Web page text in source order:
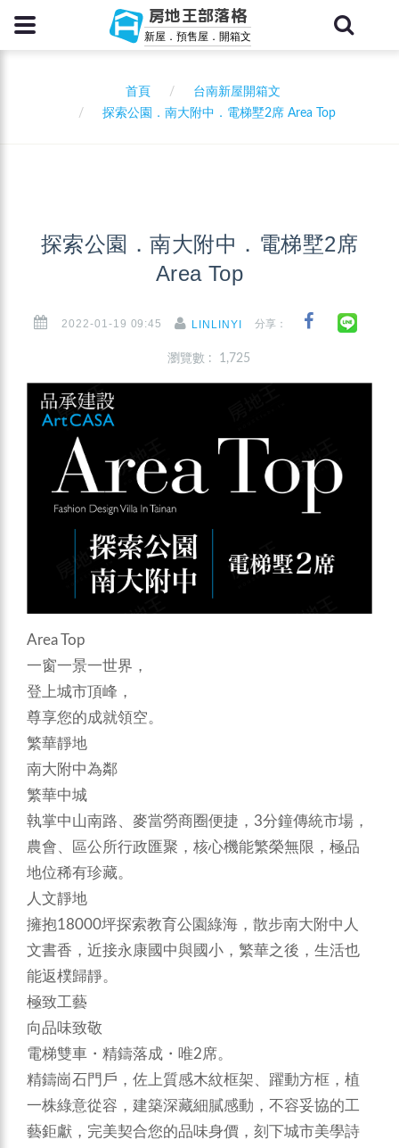
房地王部落格
新屋．預售屋．開箱文
首頁
台南新屋開箱文
探索公園．南大附中．電梯墅2席 Area Top
探索公園．南大附中．電梯墅2席
Area Top
2022-01-19 09:45 LINLINYI 分享：
瀏覽數 : 1,725
Area Top
一窗一景一世界，
登上城市頂峰，
尊享您的成就領空。
繁華靜地
南大附中為鄰
繁華中城
執掌中山南路、麥當勞商圈便捷，3分鐘傳統市場，
農會、區公所行政匯聚，核心機能繁榮無限，極品
地位稀有珍藏。
人文靜地
擁抱18000坪探索教育公園綠海，散步南大附中人
文書香，近接永康國中與國小，繁華之後，生活也
能返樸歸靜。
極致工藝
向品味致敬
電梯雙車・精鑄落成・唯2席。
精鑄崗石門戶，佐上質感木紋框架、躍動方框，植
一株綠意從容，建築深藏細膩感動，不容妥協的工
藝鉅獻，完美契合您的品味身價，刻下城市美學詩